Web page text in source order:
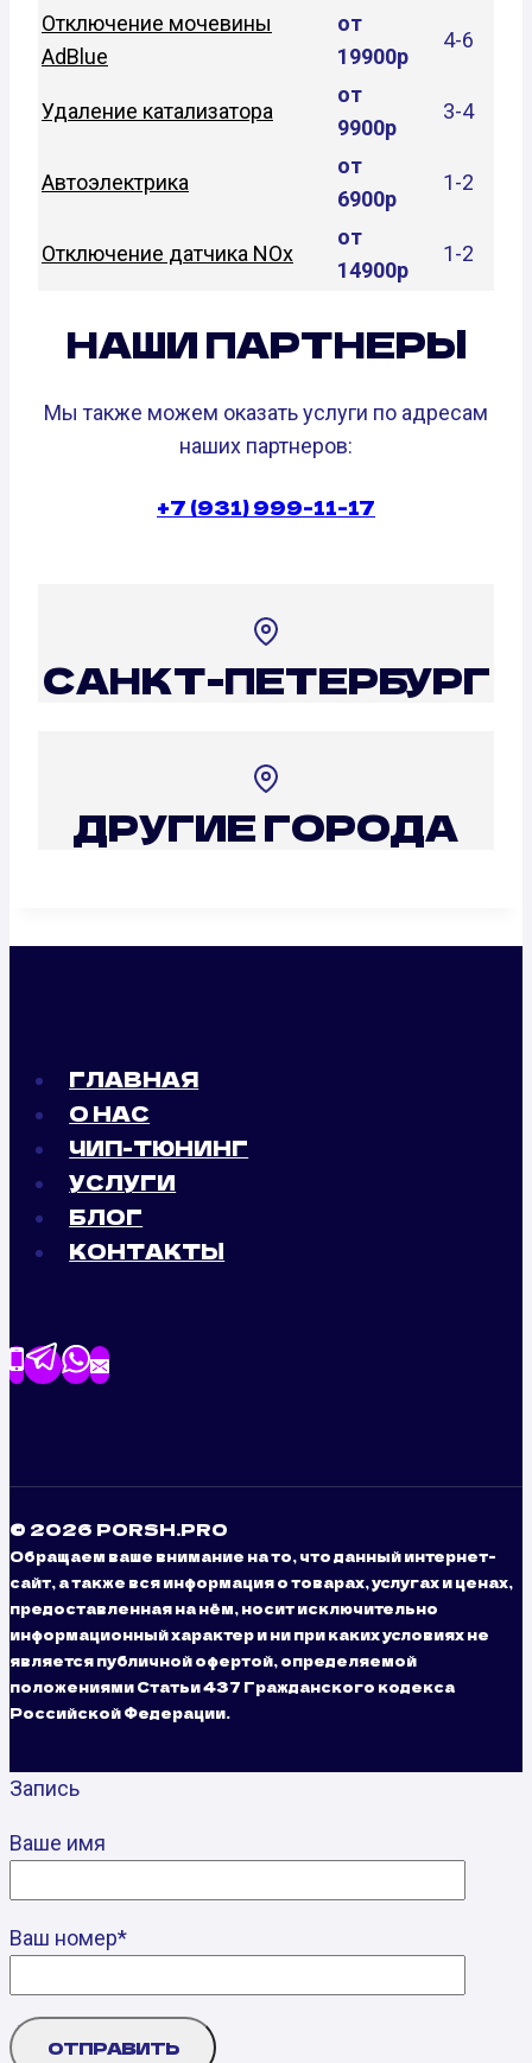
Отключение мочевины
AdBlue
от
19900р
4-6
Удаление катализатора
от
9900р
3-4
Автоэлектрика
от
6900р
1-2
Отключение датчика NOx
от
14900р
1-2
НАШИ ПАРТНЕРЫ
Мы также можем оказать услуги по адресам
наших партнеров:
+7 (931) 999-11-17
САНКТ-ПЕТЕРБУРГ
ДРУГИЕ ГОРОДА
ГЛАВНАЯ
О НАС
ЧИП-ТЮНИНГ
УСЛУГИ
БЛОГ
КОНТАКТЫ
© 2026 PORSH.PRO
Обращаем ваше внимание на то, что данный интернет-
сайт, а также вся информация о товарах, услугах и ценах,
предоставленная на нём, носит исключительно
информационный характер и ни при каких условиях не
является публичной офертой, определяемой
положениями Статьи 437 Гражданского кодекса
Российской Федерации.
Запись
Ваше имя
Ваш номер*